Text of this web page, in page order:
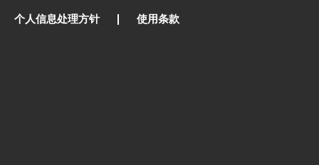
个人信息处理方针 使用条款